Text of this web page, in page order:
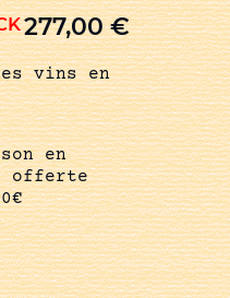
277,00€
vins en
en
offerte